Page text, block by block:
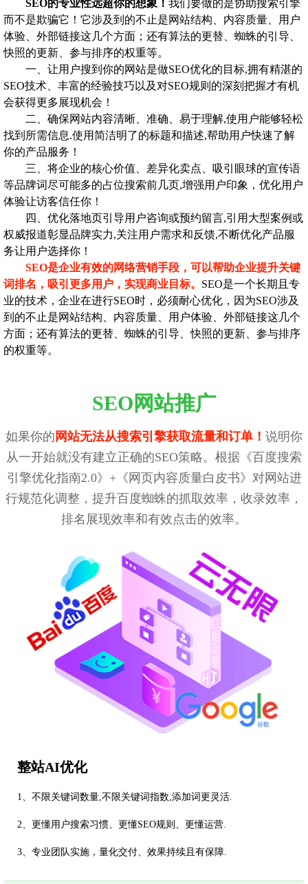
SEO的专业性远超你的想象！ 我们要做的是协助搜索引擎
而不是欺骗它！它涉及到的不止是网站结构、内容质量、用户
体验、外部链接这几个方面；还有算法的更替、蜘蛛的引导、
快照的更新、参与排序的权重等。
一、让用户搜到你的网站是做SEO优化的目标,拥有精湛的
SEO技术、丰富的经验技巧以及对SEO规则的深刻把握才有机
会获得更多展现机会！
二、确保网站内容清晰、准确、易于理解,使用户能够轻松
找到所需信息.使用简洁明了的标题和描述,帮助用户快速了解
你的产品服务！
三、将企业的核心价值、差异化卖点、吸引眼球的宣传语
等品牌词尽可能多的占位搜索前几页,增强用户印象，优化用户
体验让访客信任你！
四、优化落地页引导用户咨询或预约留言,引用大型案例或
权威报道彰显品牌实力,关注用户需求和反馈,不断优化产品服
务让用户选择你！
SEO是企业有效的网络营销手段，可以帮助企业提升关键
词排名，吸引更多用户，实现商业目标。 SEO是一个长期且专
业的技术，企业在进行SEO时，必须耐心优化，因为SEO涉及
到的不止是网站结构、内容质量、用户体验、外部链接这几个
方面；还有算法的更替、蜘蛛的引导、快照的更新、参与排序
的权重等。
SEO网站推广
如果你的 网站无法从搜索引擎获取流量和订单！ 说明你
从一开始就没有建立正确的SEO策略。根据《百度搜索
引擎优化指南2.0》+《网页内容质量白皮书》对网站进
行规范化调整，提升百度蜘蛛的抓取效率，收录效率，
排名展现效率和有效点击的效率。
整站AI优化
1、不限关键词数量,不限关键词指数,添加词更灵活.
2、更懂用户搜索习惯、更懂SEO规则、更懂运营.
3、专业团队实施，量化交付、效果持续且有保障.